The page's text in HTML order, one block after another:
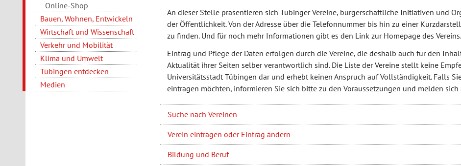
Online-Shop
Bauen, Wohnen, Entwickeln
Wirtschaft und Wissenschaft
Verkehr und Mobilität
Klima und Umwelt
Tübingen entdecken
Medien
An dieser Stelle präsentieren sich Tübinger Vereine, bürgerschaftliche Initiativen und
der Öffentlichkeit. Von der Adresse über die Telefonnummer bis hin zu einer
zu finden. Und für noch mehr Informationen gibt es den Link zur Homepage des Vereins.
Eintrag und Pflege der Daten erfolgen durch die Vereine, die deshalb auch für den
Aktualität ihrer Seiten selber verantwortlich sind. Die Liste der Vereine stellt keine
Universitätsstadt Tübingen dar und erhebt keinen Anspruch auf Vollständigkeit. Falls
eintragen möchten, informieren Sie sich bitte zu den Voraussetzungen und melden
Suche nach Vereinen
Verein eintragen oder Eintrag ändern
Bildung und Beruf